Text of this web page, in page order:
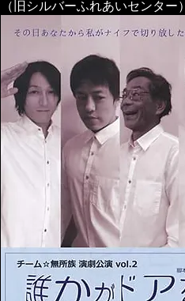
（旧シルバーふれあいセンター）